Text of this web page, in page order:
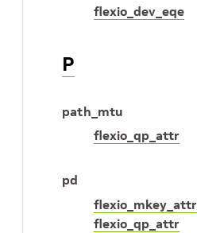
flexio_dev_eqe
P
path_mtu
flexio_qp_attr
pd
flexio_mkey_attr
flexio_qp_attr